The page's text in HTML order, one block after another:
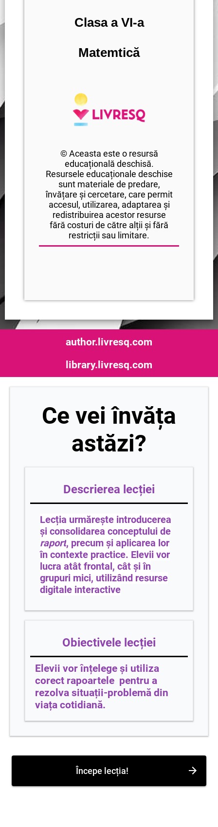
Clasa a VI-a
Matemtică
© Aceasta este o resursă
educațională deschisă.
Resursele educaționale deschise
sunt materiale de predare,
învățare și cercetare, care permit
accesul, utilizarea, adaptarea și
redistribuirea acestor resurse
fără costuri de către alții și fără
restricții sau limitare.
author.livresq.com
library.livresq.com
Ce vei învăța
astăzi?
Descrierea lecției
Lecția urmărește introducerea
și consolidarea conceptului de
raport, precum și aplicarea lor
în contexte practice. Elevii vor
lucra atât frontal, cât și în
grupuri mici, utilizând resurse
digitale interactive
Obiectivele lecției
Elevii vor înțelege și utiliza
corect rapoartele pentru a
rezolva situații-problemă din
viața cotidiană.
Începe lecția!